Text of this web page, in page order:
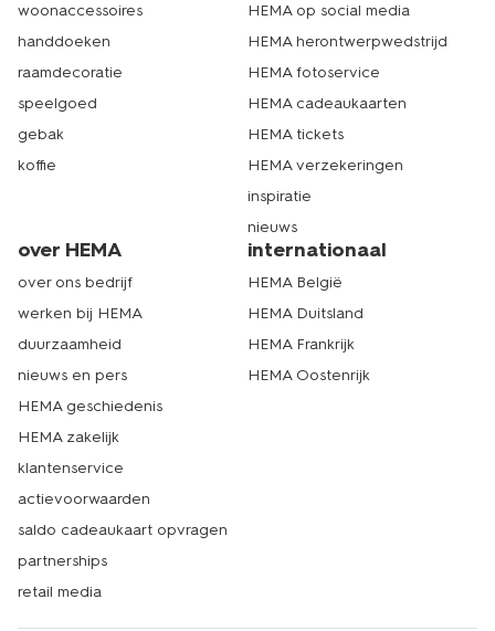
woonaccessoires
handdoeken
raamdecoratie
speelgoed
gebak
koffie
HEMA op social media
HEMA herontwerpwedstrijd
HEMA fotoservice
HEMA cadeaukaarten
HEMA tickets
HEMA verzekeringen
inspiratie
nieuws
over HEMA
over ons bedrijf
werken bij HEMA
duurzaamheid
nieuws en pers
HEMA geschiedenis
HEMA zakelijk
klantenservice
actievoorwaarden
saldo cadeaukaart opvragen
partnerships
retail media
internationaal
HEMA België
HEMA Duitsland
HEMA Frankrijk
HEMA Oostenrijk